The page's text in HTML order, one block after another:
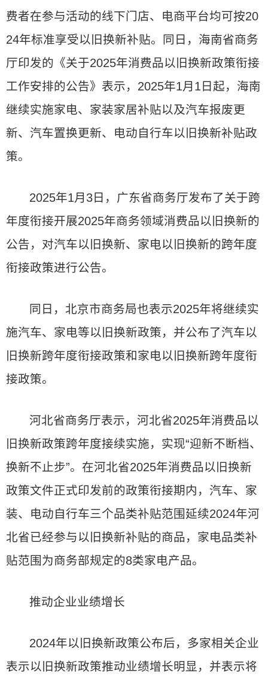
费者在参与活动的线下门店、电商平台均可按20
24年标准享受以旧换新补贴。同日，海南省商务
厅印发的《关于2025年消费品以旧换新政策衔接
工作安排的公告》表示，2025年1月1日起，海南
继续实施家电、家装家居补贴以及汽车报废更
新、汽车置换更新、电动自行车以旧换新补贴政
策。
2025年1月3日，广东省商务厅发布了关于跨
年度衔接开展2025年商务领域消费品以旧换新的
公告，对汽车以旧换新、家电以旧换新的跨年度
衔接政策进行公告。
同日，北京市商务局也表示2025年将继续实
施汽车、家电等以旧换新政策，并公布了汽车以
旧换新跨年度衔接政策和家电以旧换新跨年度衔
接政策。
河北省商务厅表示，河北省2025年消费品以
旧换新政策跨年度接续实施，实现“迎新不断档、
换新不止步”。在河北省2025年消费品以旧换新
政策文件正式印发前的政策衔接期内，汽车、家
装、电动自行车三个品类补贴范围延续2024年河
北省已经参与以旧换新补贴的商品，家电品类补
贴范围为商务部规定的8类家电产品。
推动企业业绩增长
2024年以旧换新政策公布后，多家相关企业
表示以旧换新政策推动业绩增长明显，并表示将